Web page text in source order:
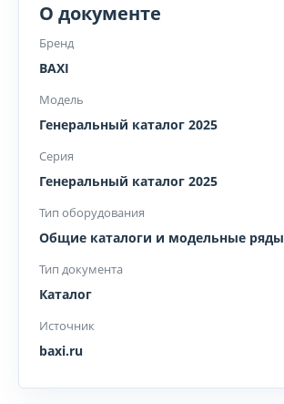
О документе
Бренд
BAXI
Модель
Генеральный каталог 2025
Серия
Генеральный каталог 2025
Тип оборудования
Общие каталоги и модельные ряды
Тип документа
Каталог
Источник
baxi.ru